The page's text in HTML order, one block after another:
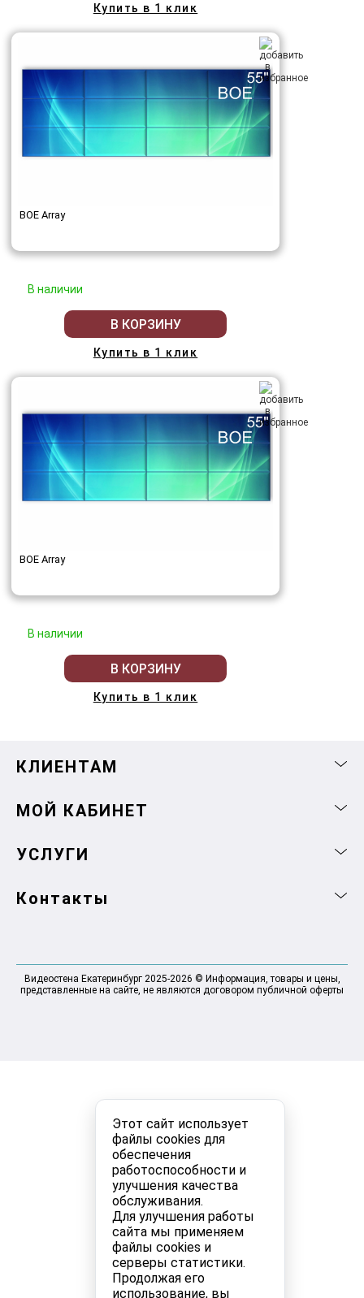
Этот сайт использует
файлы cookies для
обеспечения
работоспособности и
улучшения качества
обслуживания.
Для улучшения работы
сайта мы применяем
файлы cookies и
серверы статистики.
Продолжая его
использование, вы
Купить в 1 клик
BOE Array
В наличии
В КОРЗИНУ
Купить в 1 клик
BOE Array
В наличии
В КОРЗИНУ
Купить в 1 клик
КЛИЕНТАМ
МОЙ КАБИНЕТ
УСЛУГИ
Контакты
Видеостена Екатеринбург 2025-2026 © Информация, товары и цены,
представленные на сайте, не являются договором публичной оферты